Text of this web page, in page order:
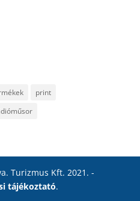
print
Turizmus Kft. 2021. -
tájékoztató.